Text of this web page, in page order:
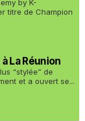
by K-
titre de Champion
La Réunion
“stylée” de
et a ouvert se...